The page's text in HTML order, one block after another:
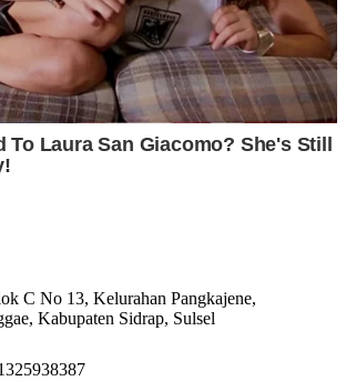
C No 13, Kelurahan Pangkajene,
Kabupaten Sidrap, Sulsel